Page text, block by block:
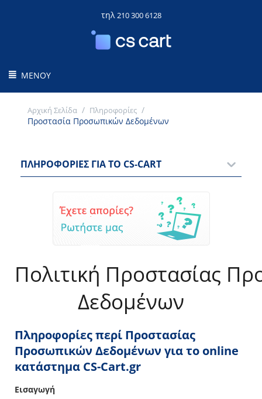
τηλ210 300 6128
ΜΕΝΟΎ
Αρχική Σελίδα / Πληροφορίες /
Προστασία Προσωπικών Δεδομένων
ΠΛΗΡΟΦΟΡΊΕΣ ΓΙΑ ΤΟ CS-CART
Πολιτική Προστασίας
Δεδομένων
Πληροφορίες περί Προστασίας
Προσωπικών Δεδομένων για το online
κατάστημα CS-Cart.gr
Εισαγωγή